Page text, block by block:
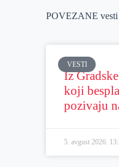
POVEZANE vesti
VESTI
Iz
koji
pozivaju
5. avgust 2026.